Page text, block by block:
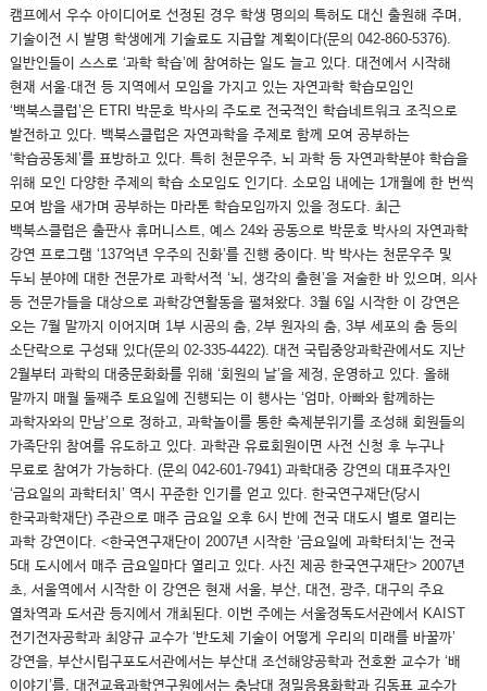
캠프에서 우수 아이디어로 선정된 경우 학생 명의의 특허도 대신 출원해 주며,
기술이전 시 발명 학생에게 기술료도 지급할 계획이다(문의 042-860-5376).
일반인들이 스스로 ‘과학 학습’에 참여하는 일도 늘고 있다. 대전에서 시작해
현재 서울·대전 등 지역에서 모임을 가지고 있는 자연과학 학습모임인
‘백북스클럽’은 ETRI 박문호 박사의 주도로 전국적인 학습네트워크 조직으로
발전하고 있다. 백북스클럽은 자연과학을 주제로 함께 모여 공부하는
‘학습공동체’를 표방하고 있다. 특히 천문우주, 뇌 과학 등 자연과학분야 학습을
위해 모인 다양한 주제의 학습 소모임도 인기다. 소모임 내에는 1개월에 한 번씩
모여 밤을 새가며 공부하는 마라톤 학습모임까지 있을 정도다. 최근
백북스클럽은 출판사 휴머니스트, 예스 24와 공동으로 박문호 박사의 자연과학
강연 프로그램 ‘137억년 우주의 진화’를 진행 중이다. 박 박사는 천문우주 및
두뇌 분야에 대한 전문가로 과학서적 ‘뇌, 생각의 출현’을 저술한 바 있으며, 의사
등 전문가들을 대상으로 과학강연활동을 펼쳐왔다. 3월 6일 시작한 이 강연은
오는 7월 말까지 이어지며 1부 시공의 춤, 2부 원자의 춤, 3부 세포의 춤 등의
소단락으로 구성돼 있다(문의 02-335-4422). 대전 국립중앙과학관에서도 지난
2월부터 과학의 대중문화화를 위해 ‘회원의 날’을 제정, 운영하고 있다. 올해
말까지 매월 둘째주 토요일에 진행되는 이 행사는 ‘엄마, 아빠와 함께하는
과학자와의 만남’으로 정하고, 과학놀이를 통한 축제분위기를 조성해 회원들의
가족단위 참여를 유도하고 있다. 과학관 유료회원이면 사전 신청 후 누구나
무료로 참여가 가능하다. (문의 042-601-7941) 과학대중 강연의 대표주자인
‘금요일의 과학터치’ 역시 꾸준한 인기를 얻고 있다. 한국연구재단(당시
한국과학재단) 주관으로 매주 금요일 오후 6시 반에 전국 대도시 별로 열리는
과학 강연이다. <한국연구재단이 2007년 시작한 ‘금요일에 과학터치‘는 전국
5대 도시에서 매주 금요일마다 열리고 있다. 사진 제공 한국연구재단> 2007년
초, 서울역에서 시작한 이 강연은 현재 서울, 부산, 대전, 광주, 대구의 주요
열차역과 도서관 등지에서 개최된다. 이번 주에는 서울정독도서관에서 KAIST
전기전자공학과 최양규 교수가 ‘반도체 기술이 어떻게 우리의 미래를 바꿀까’
강연을, 부산시립구포도서관에서는 부산대 조선해양공학과 전호환 교수가 ‘배
이야기’를, 대전교육과학연구원에서는 충남대 정밀응용화학과 김동표 교수가